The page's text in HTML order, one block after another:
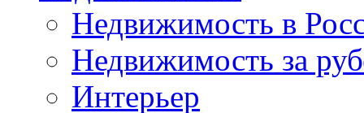
Недвижимость в
Недвижимость за
Интерьер